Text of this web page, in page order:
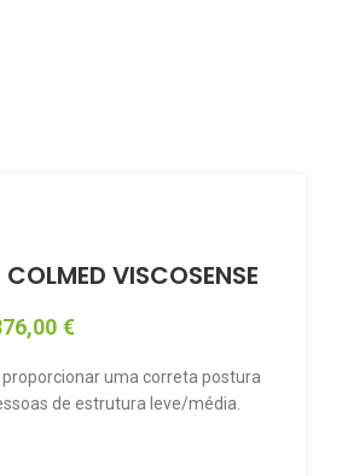
VISCOSENSE
€
uma correta postura
de estrutura leve/média.